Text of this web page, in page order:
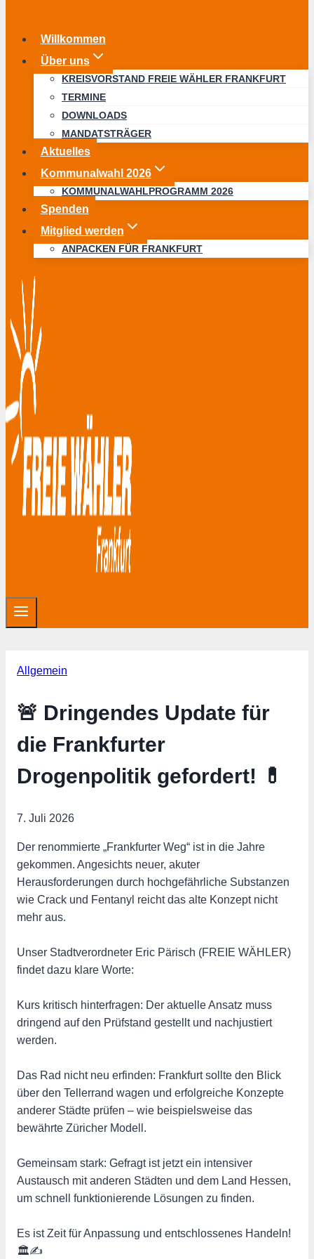
Willkommen
Über uns
KREISVORSTAND FREIE WÄHLER FRANKFURT
TERMINE
DOWNLOADS
MANDATSTRÄGER
Aktuelles
Kommunalwahl 2026
KOMMUNALWAHLPROGRAMM 2026
Spenden
Mitglied werden
ANPACKEN FÜR FRANKFURT
Allgemein
🚨 Dringendes Update für
die Frankfurter
Drogenpolitik gefordert! 💊
7. Juli 2026
Der renommierte „Frankfurter Weg“ ist in die Jahre
gekommen. Angesichts neuer, akuter
Herausforderungen durch hochgefährliche Substanzen
wie Crack und Fentanyl reicht das alte Konzept nicht
mehr aus.
Unser Stadtverordneter Eric Pärisch (FREIE WÄHLER)
findet dazu klare Worte:
Kurs kritisch hinterfragen: Der aktuelle Ansatz muss
dringend auf den Prüfstand gestellt und nachjustiert
werden.
Das Rad nicht neu erfinden: Frankfurt sollte den Blick
über den Tellerrand wagen und erfolgreiche Konzepte
anderer Städte prüfen – wie beispielsweise das
bewährte Züricher Modell.
Gemeinsam stark: Gefragt ist jetzt ein intensiver
Austausch mit anderen Städten und dem Land Hessen,
um schnell funktionierende Lösungen zu finden.
Es ist Zeit für Anpassung und entschlossenes Handeln!
🏛️✍️